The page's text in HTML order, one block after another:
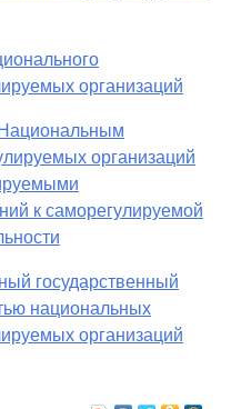
организаций
организаций
к саморегулируемой
государственный
национальных
организаций